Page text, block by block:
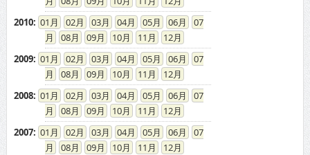
2010: 01 02 03 04 05 06
07
08
09 10 11
12
2009: 01 02 03 04 05 06
07
08
09 10 11
12
2008: 01 02 03 04 05 06
07
08
09 10 11
12
2007: 01 02 03 04 05 06
07
08
09 10 11
12